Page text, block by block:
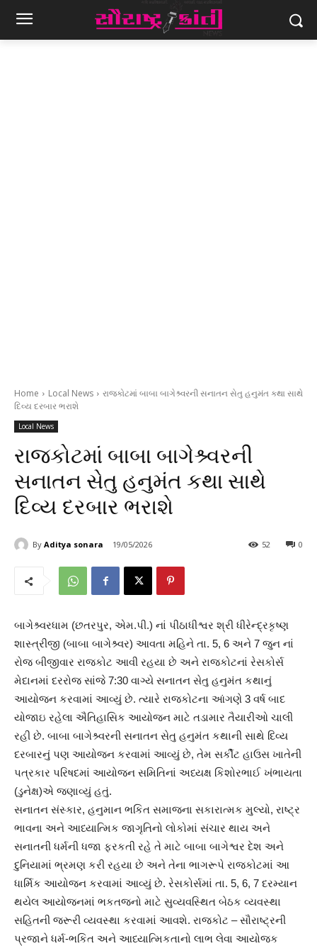
Home Local News
રાજકોટમાં બાબા બાગેશ્ર્વરની સનાતન સેતુ હનુમંત કથા સાથે
દિવ્ય દરબાર ભરાશે
Local News
રાજકોટમાં બાબા બાગેશ્ર્વરની
સનાતન સેતુ હનુમંત કથા સાથે
દિવ્ય દરબાર ભરાશે
By Aditya sonara 19/05/2026 0
52
બાગેશ્ર્વરધામ (છતરપુર, એમ.પી.) નાં પીઠાધીશ્વર શ્રી ધીરેન્દ્રકૃષ્ણ
શાસ્ત્રીજી (બાબા બાગેશ્ર્વર) આવતા મહિને તા. 5, 6 અને 7 જુન નાં
રોજ બીજીવાર રાજકોટ આવી રહયા છે અને રાજકોટનાં રેસકોર્સ
મેદાનમાં દરરોજ સાંજે 7:30 વાગ્યે સનાતન સેતુ હનુમંત કથાનું
આયોજન કરવામાં આવ્યું છે. ત્યારે રાજકોટના આંગણે 3 વર્ષ બાદ
યોજાઇ રહેલા ઐતિહાસિક આયોજન માટે તડામાર તૈયારીઓ ચાલી
રહી છે. બાબા બાગેશ્ર્વરની સનાતન સેતુ હનુમંત કથાની સાથે દિવ્ય
દરબારનું પણ આયોજન કરવામાં આવ્યું છે, તેમ સર્કીટ હાઉસ ખાતેની
પત્રકાર પરિષદમાં આયોજન સમિતિનાં અધ્યક્ષ કિશોરભાઈ ખંભાયતા
(ડુનેક્ષ)એ જણાવ્યું હતું.
સનાતન સંસ્કાર, હનુમાન ભકિત સમાજના સકારાત્મક મુલ્યો, રાષ્ટ્ર
ભાવના અને આધ્યાત્મિક જાગૃતિનો લોકોમાં સંચાર થાય અને
સનાતની ધર્મની ધજા ફરકતી રહે તે માટે બાબા બાગેશ્વર દેશ અને
દુનિયામાં ભ્રમણ કરી રહયા છે અને તેના ભાગરૂપે રાજકોટમાં આ
ધાર્મિક આયોજન કરવામાં આવ્યું છે. રેસકોર્સમાં તા. 5, 6, 7 દરમ્યાન
થયેલ આયોજનમાં ભકતજનો માટે સુવ્યવસ્થિત બેઠક વ્યવસ્થા
સહિતની જરૂરી વ્યવસ્થા કરવામાં આવશે. રાજકોટ – સૌરાષ્ટ્રની
પ્રજાને ધર્મ-ભકિત અને આધ્યાત્મિકતાનો લાભ લેવા આયોજક